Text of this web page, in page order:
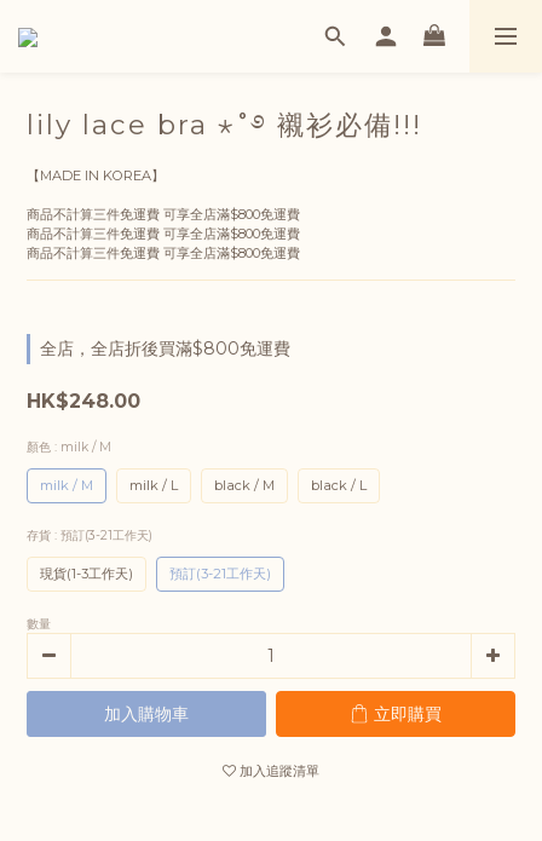
lily lace bra ⋆˚࿔ 襯衫必備!!!
【MADE IN KOREA】
商品不計算三件免運費 可享全店滿$800免運費
商品不計算三件免運費 可享全店滿$800免運費
商品不計算三件免運費 可享全店滿$800免運費
全店，全店折後買滿$800免運費
HK$248.00
顏色 : milk / M
milk / M milk / L black / M black / L
存貨 : 預訂(3-21工作天)
現貨(1-3工作天) 預訂(3-21工作天)
數量
加入購物車 立即購買
加入追蹤清單